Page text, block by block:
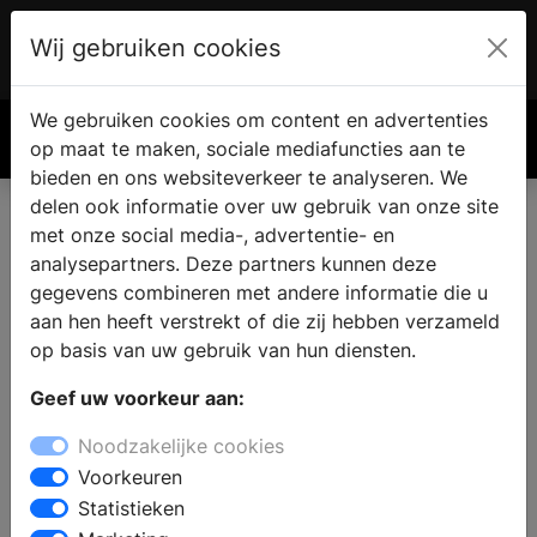
€ 0.00
Wij gebruiken cookies
We gebruiken cookies om content en advertenties
op maat te maken, sociale mediafuncties aan te
bieden en ons websiteverkeer te analyseren. We
delen ook informatie over uw gebruik van onze site
met onze social media-, advertentie- en
analysepartners. Deze partners kunnen deze
gegevens combineren met andere informatie die u
aan hen heeft verstrekt of die zij hebben verzameld
op basis van uw gebruik van hun diensten.
Geef uw voorkeur aan:
Noodzakelijke cookies
Voorkeuren
Statistieken